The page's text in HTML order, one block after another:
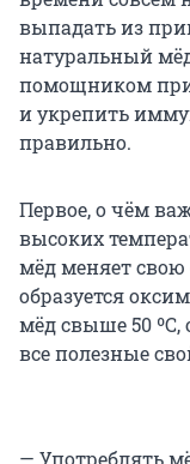
выпадать из
натуральный
помощником при
и укрепить
правильно.
Первое, о чём
высоких
мёд меняет свою
образуется
мёд свыше 50 ºС,
все полезные
— Употреблять